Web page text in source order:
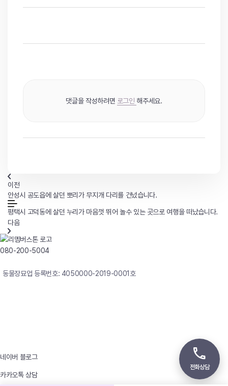
댓글을 작성하려면 로그인 해주세요.
이전
안성시 공도읍에 살던 뽀리가 무지개 다리를 건넜습니다.
평택시 고덕동에 살던 누리가 마음껏 뛰어 놀수 있는 곳으로 여행을 떠났습니다.
다음
080-200-5004
동물장묘업 등록번호: 4050000-2019-0001호
네이버 블로그
카카오톡 상담
전화상담